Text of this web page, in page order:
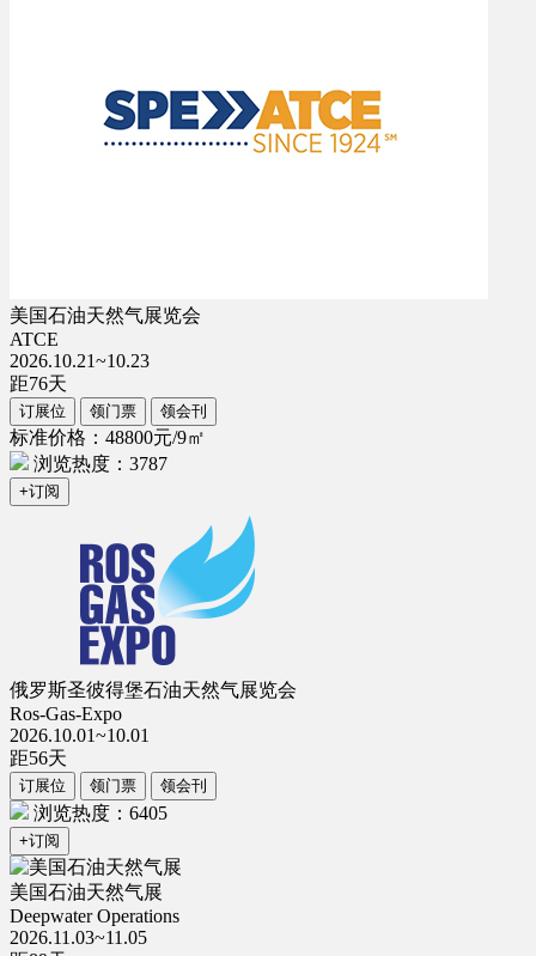
美国石油天然气展览会
ATCE
2026.10.21~10.23
距76天
订展位 领门票 领会刊
标准价格：48800元/9㎡
浏览热度：3787
+订阅
俄罗斯圣彼得堡石油天然气展览会
Ros-Gas-Expo
2026.10.01~10.01
距56天
订展位 领门票 领会刊
浏览热度：6405
+订阅
美国石油天然气展
Deepwater Operations
2026.11.03~11.05